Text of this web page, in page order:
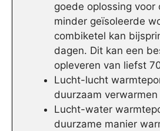
goede oplossing voor
minder geïsoleerde
combiketel kan
dagen. Dit kan een
opleveren van liefst
Lucht-lucht
duurzaam
Lucht-water
duurzame manier